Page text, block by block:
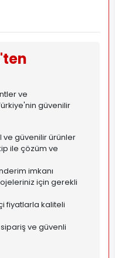
ve
güvenilir
ve güvenilir ürünler
ile çözüm ve
imkanı
için gerekli
fiyatlarla kaliteli
ve güvenli